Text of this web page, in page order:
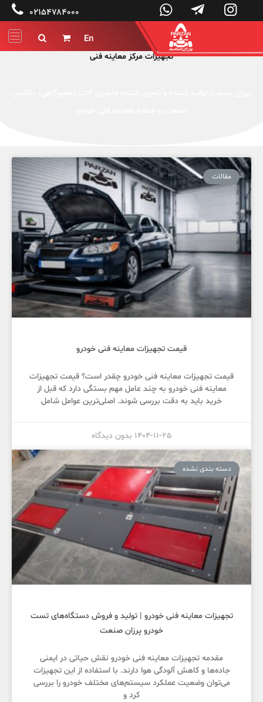



 ۰۲۱۵۴۷۸۴۰۰۰
En


تجهیزات مرکز معاینه فنی
مقالات
قیمت تجهیزات معاینه فنی خودرو
قیمت تجهیزات معاینه فنی خودرو چقدر است؟ قیمت تجهیزات
معاینه فنی خودرو به چند عامل مهم بستگی دارد که قبل از
خرید باید به دقت بررسی شوند. اصلی‌ترین عوامل شامل
1404-11-25 بدون دیدگاه
دسته بندی نشده
تجهیزات معاینه فنی خودرو | تولید و فروش دستگاه‌های تست
خودرو پرزان صنعت
مقدمه تجهیزات معاینه فنی خودرو نقش حیاتی در ایمنی
جاده‌ها و کاهش آلودگی هوا دارند. با استفاده از این تجهیزات
می‌توان وضعیت عملکرد سیستم‌های مختلف خودرو را بررسی
کرد و